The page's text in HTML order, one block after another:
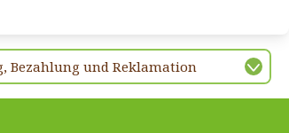
Bezahlung und Reklamation